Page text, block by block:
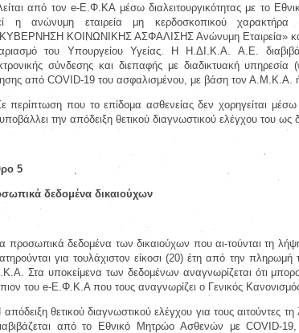
από τον e-Ε.Φ.ΚΑ μέσω διαλειτουργικότητας με το
η ανώνυμη εταιρεία μη κερδοσκοπικού
ΚΟΙΝΩΝΙΚΗΣ ΑΣΦΑΛΙΣΗΣ Ανώνυμη Εταιρεία» και
του Υπουργείου Υγείας. Η Η.ΔΙ.Κ.Α. Α.Ε.
σύνδεσης και διεπαφής με διαδικτυακή
από COVID-19 του ασφαλισμένου, με βάση τον Α.Μ.Κ.Α.
περίπτωση που το επίδομα ασθενείας δεν χορηγείται μέσω
την απόδειξη θετικού διαγνωστικού ελέγχου του ως
5
δεδομένα δικαιούχων
προσωπικά δεδομένα των δικαιούχων που αι-τούνται τη
για τουλάχιστον είκοσι (20) έτη από την
Στα υποκείμενα των δεδομένων αναγνωρίζεται ότι
του e-Ε.Φ.Κ.Α που τους αναγνωρίζει ο Γενικός
θετικού διαγνωστικού ελέγχου για τους αιτούντες
από το Εθνικό Μητρώο Ασθενών με COVID-